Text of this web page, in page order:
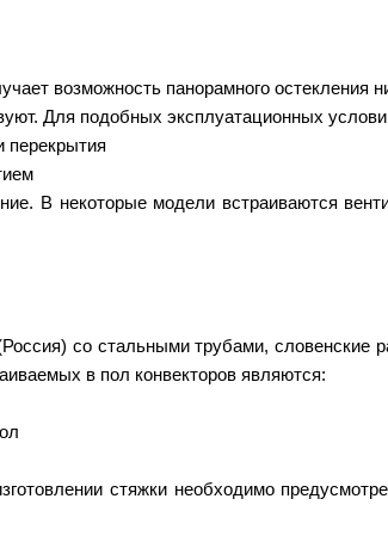
возможность панорамного
Для подобных эксплуатационных
перекрытия
В некоторые модели встраиваются
со стальными трубами, словенские
в пол конвекторов являются:
стяжки необходимо